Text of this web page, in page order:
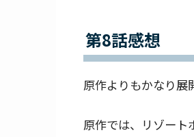
第8話感想
原作よりもかなり展
原作では、リゾート